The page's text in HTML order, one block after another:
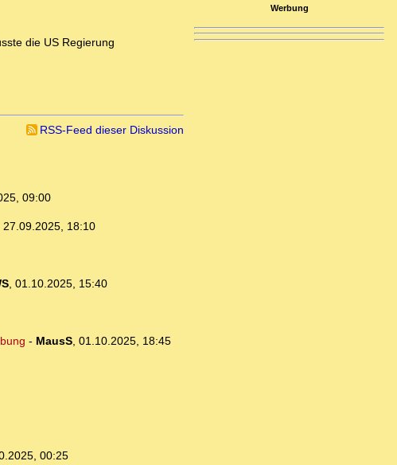
die US Regierung
RSS-Feed dieser Diskussion
09:00
27.09.2025, 18:10
, 01.10.2025, 15:40
- MausS, 01.10.2025, 18:45
00:25
Werbung